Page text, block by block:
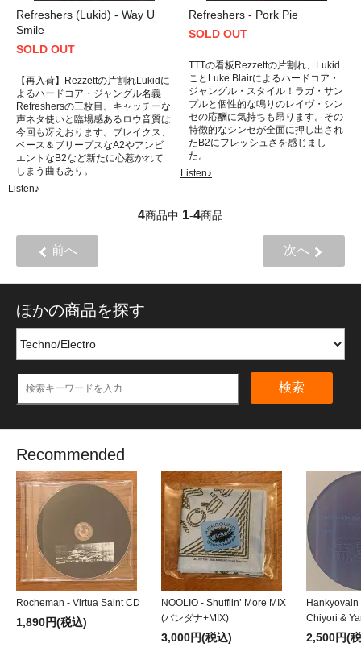
Refreshers (Lukid) - Way U
Smile
SOLD OUT
【再入荷】Rezzettの片割れLukidに
よるハードコア・ジャングル名義
Refreshersの三枚目。キャッチーな
声ネタ使いと臨場感あるロウ音質は
今回も冴えおります。ブレイクス、
ベース＆ブリープスなA2やアンビ
エントなB2など新たに心惹かれて
しまう曲もあり。
Listen♪
Refreshers - Pork Pie
SOLD OUT
TTTの看板Rezzettの片割れ、Lukid
ことLuke Blairによるハードコア・
ジャングル・スタイル！ラガ・サン
プルと個性的な鳴りのレイヴ・シン
セの応酬に気持ちも昂ります。その
特徴的なシンセが全面に押し出され
たB2にフレッシュさを感じまし
た。
Listen♪
4商品中 1-4商品
前へ 次へ
ほかの商品を探す
検索
Recommended
Rocheman - Virtua Saint CD
1,890円(税込)
NOOLIO - Shufflin’ More MIX
(バンダナ+MIX)
3,000円(税込)
Hankyovain
Chiyori &
2,500円(